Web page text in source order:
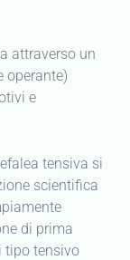
attraverso un
operante)
e
tensiva si
scientifica
di prima
tipo tensivo